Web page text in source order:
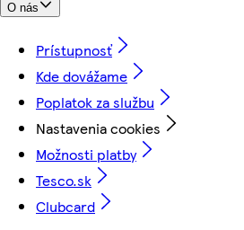
O nás
Prístupnosť
Kde dovážame
Poplatok za službu
Nastavenia cookies
Možnosti platby
Tesco.sk
Clubcard